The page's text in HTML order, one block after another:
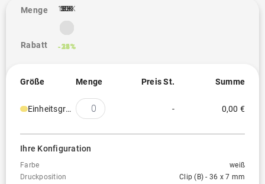
Menge
Rabatt
500
1K
-13%
3K
-18%
5K
-21%
10K
-24%
25K
-28%
50K
-29%
100K
-31%
Größe Menge Preis St. Summe
Einheitsgröße - 0,00 €
Ihre Konfiguration
Farbe
weiß
Druckposition
Clip (B) - 36 x 7 mm